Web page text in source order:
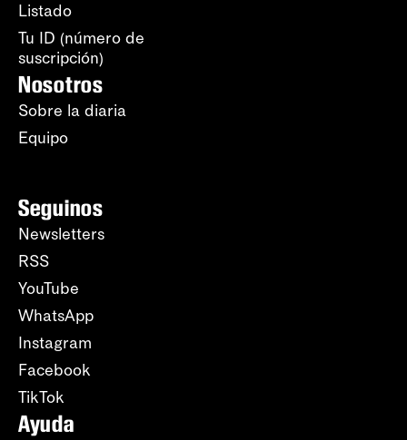
Listado
Tu ID (número de
suscripción)
Nosotros
Sobre la diaria
Equipo
Seguinos
Newsletters
RSS
YouTube
WhatsApp
Instagram
Facebook
TikTok
Ayuda